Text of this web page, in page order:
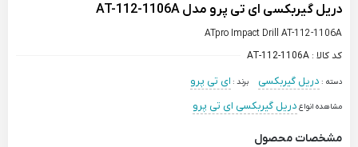
دریل گیربکسی ای تی پرو مدل AT-112-1106A
ATpro Impact Drill AT-112-1106A
کد کالا :AT-112-1106A
دسته : دریل گیربکسی برند : ای تی پرو
مشاهده انواع دریل گیربکسی ای تی پرو
مشخصات محصول